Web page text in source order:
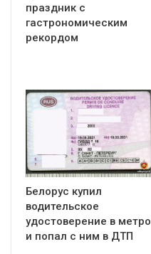
праздник с
гастрономическим
рекордом
Белорус купил
водительское
удостоверение в метро
и попал с ним в ДТП